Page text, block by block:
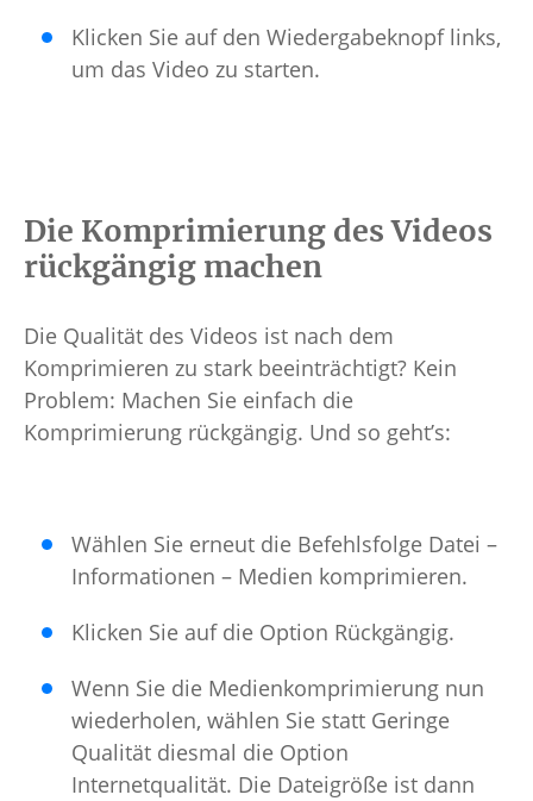
Klicken Sie auf den Wiedergabeknopf links,
um das Video zu starten.
Die Komprimierung des Videos
rückgängig machen
Die Qualität des Videos ist nach dem
Komprimieren zu stark beeinträchtigt? Kein
Problem: Machen Sie einfach die
Komprimierung rückgängig. Und so geht’s:
Wählen Sie erneut die Befehlsfolge Datei –
Informationen – Medien komprimieren.
Klicken Sie auf die Option Rückgängig.
Wenn Sie die Medienkomprimierung nun
wiederholen, wählen Sie statt Geringe
Qualität diesmal die Option
Internetqualität. Die Dateigröße ist dann